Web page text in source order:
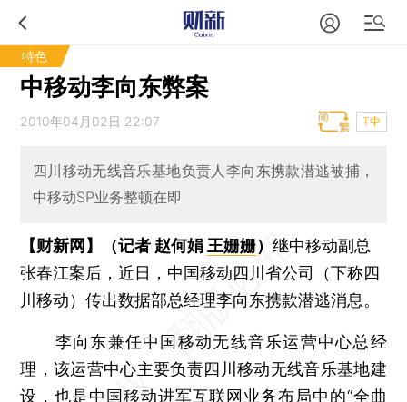
特色
中移动李向东弊案
2010年04月02日 22:07 T中
四川移动无线音乐基地负责人李向东携款潜逃被捕，
中移动SP业务整顿在即
【财新网】（记者 赵何娟 王姗姗）继中移动副总
张春江案后，近日，中国移动四川省公司（下称四
川移动）传出数据部总经理李向东携款潜逃消息。
李向东兼任中国移动无线音乐运营中心总经
理，该运营中心主要负责四川移动无线音乐基地建
设，也是中国移动进军互联网业务布局中的“全曲